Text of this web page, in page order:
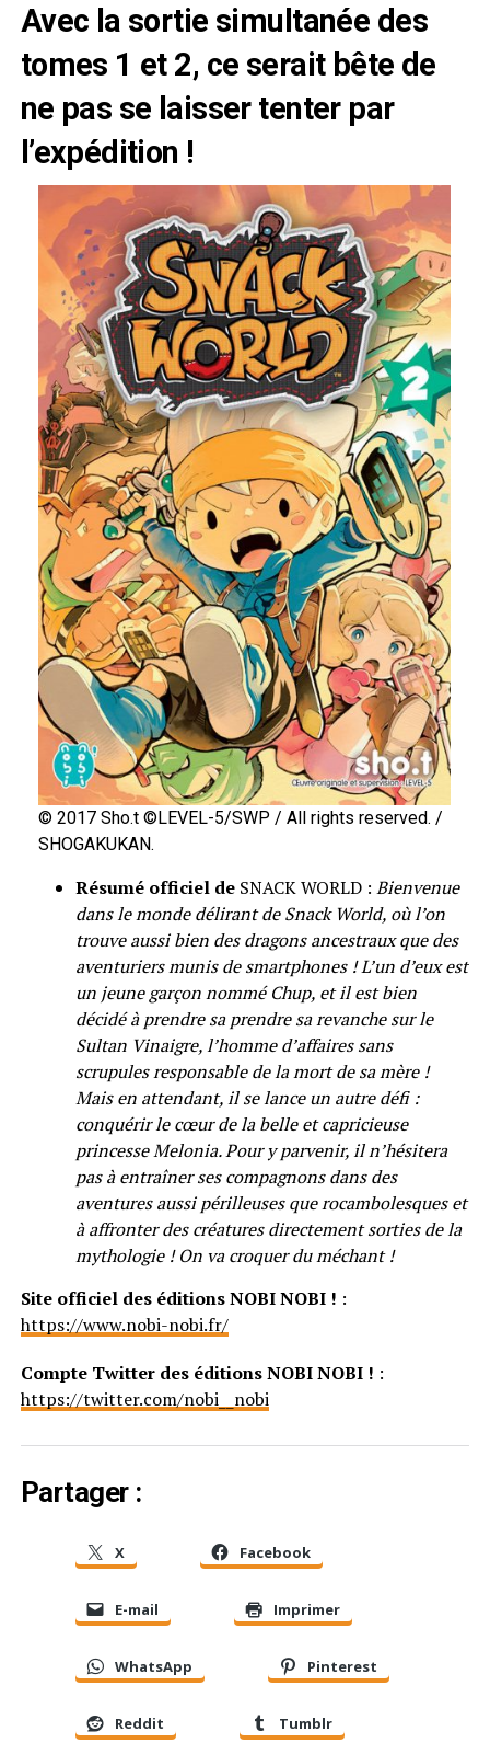
Avec la sortie simultanée des
tomes 1 et 2, ce serait bête de
ne pas se laisser tenter par
l’expédition !
© 2017 Sho.t ©LEVEL-5/SWP / All rights reserved. /
SHOGAKUKAN.
Résumé officiel deSNACK WORLD : Bienvenue
dans le monde délirant de Snack World, où l’on
trouve aussi bien des dragons ancestraux que des
aventuriers munis de smartphones ! L’un d’eux est
un jeune garçon nommé Chup, et il est bien
décidé à prendre sa prendre sa revanche sur le
Sultan Vinaigre, l’homme d’affaires sans
scrupules responsable de la mort de sa mère !
Mais en attendant, il se lance un autre défi :
conquérir le cœur de la belle et capricieuse
princesse Melonia. Pour y parvenir, il n’hésitera
pas à entraîner ses compagnons dans des
aventures aussi périlleuses que rocambolesques et
à affronter des créatures directement sorties de la
mythologie ! On va croquer du méchant !
Site officiel des éditions NOBI NOBI ! :
https://www.nobi-nobi.fr/
Compte Twitter des éditions NOBI NOBI ! :
https://twitter.com/nobi__nobi
Partager :
X Facebook
E-mail Imprimer
WhatsApp Pinterest
Reddit Tumblr